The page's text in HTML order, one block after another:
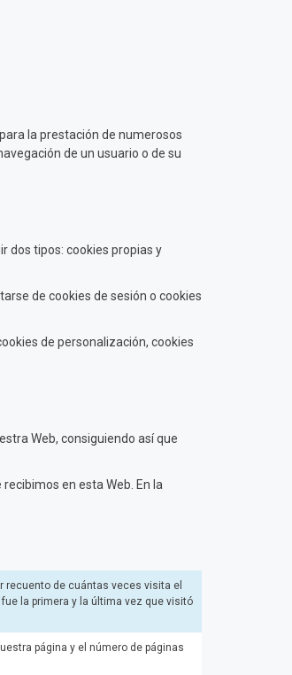
la prestación de numerosos
de un usuario o de su
dos tipos: cookies propias y
de cookies de sesión o cookies
de personalización, cookies
Web, consiguiendo así que
en esta Web. En la
recuento de cuántas veces visita el
la primera y la última vez que visitó
página y el número de páginas